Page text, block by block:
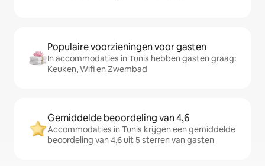
Populaire voorzieningen voor gasten
In accommodaties in Tunis hebben gasten graag:
Keuken, Wifi en Zwembad
Gemiddelde beoordeling van 4,6
Accommodaties in Tunis krijgen een gemiddelde
beoordeling van 4,6 uit 5 sterren van gasten